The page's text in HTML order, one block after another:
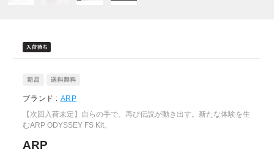
ブランド : ARP
【次回入荷未定】自らの手で、再び伝説が動き出す。新たな体験を生
むARP ODYSSEY FS Kit。
ARP